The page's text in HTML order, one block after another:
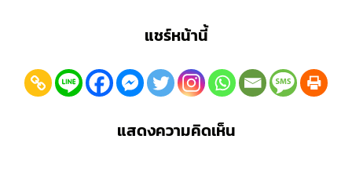
แชร์หน้านี้
แสดงความคิดเห็น